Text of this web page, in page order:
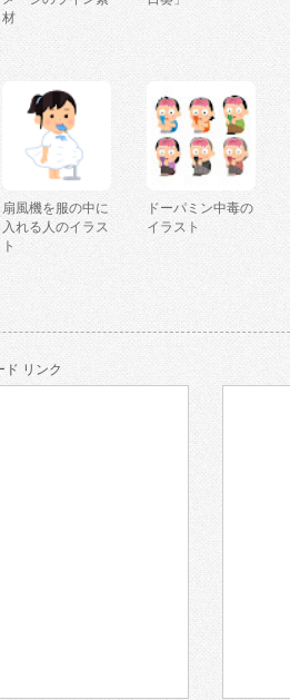
材
扇風機を服の中に
入れる人のイラス
ト
ドーパミン中毒の
イラスト
ド リンク